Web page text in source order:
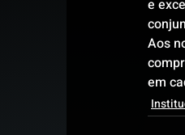
e
Aos
em